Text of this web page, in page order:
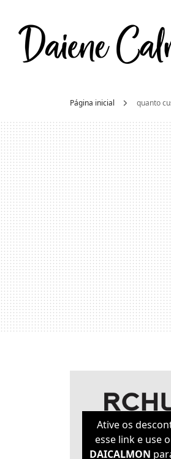
Página inicial quanto
Ative os
esse link e use
DAICALMON